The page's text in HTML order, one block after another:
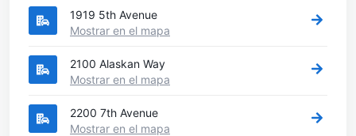
1919 5th Avenue
Mostrar en el mapa
2100 Alaskan Way
Mostrar en el mapa
2200 7th Avenue
Mostrar en el mapa